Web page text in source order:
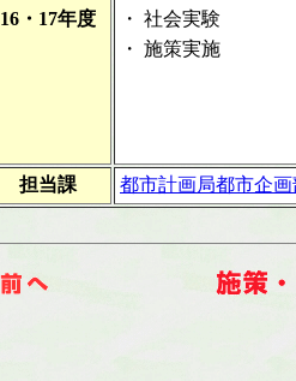
16・17年度
・ 社会実験
・ 施策実施
担当課 都市計画局都市企